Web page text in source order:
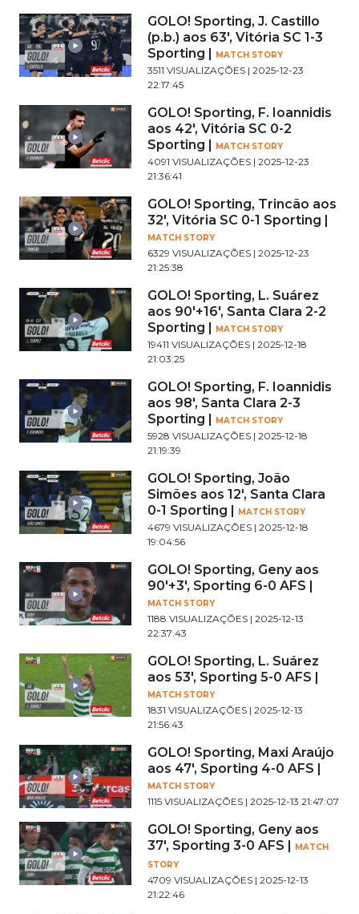
GOLO! Sporting, J. Castillo
(p.b.) aos 63', Vitória SC 1-3
Sporting |
MATCH STORY
3511 VISUALIZAÇÕES | 2025-12-23
22:17:45
GOLO! Sporting, F. Ioannidis
aos 42', Vitória SC 0-2
Sporting |
MATCH STORY
4091 VISUALIZAÇÕES | 2025-12-23
21:36:41
GOLO! Sporting, Trincão aos
32', Vitória SC 0-1 Sporting |
MATCH STORY
6329 VISUALIZAÇÕES | 2025-12-23
21:25:38
GOLO! Sporting, L. Suárez
aos 90'+16', Santa Clara 2-2
Sporting |
MATCH STORY
19411 VISUALIZAÇÕES | 2025-12-18
21:03:25
GOLO! Sporting, F. Ioannidis
aos 98', Santa Clara 2-3
Sporting |
MATCH STORY
5928 VISUALIZAÇÕES | 2025-12-18
21:19:39
GOLO! Sporting, João
Simões aos 12', Santa Clara
0-1 Sporting |
MATCH STORY
4679 VISUALIZAÇÕES | 2025-12-18
19:04:56
GOLO! Sporting, Geny aos
90'+3', Sporting 6-0 AFS |
MATCH STORY
1188 VISUALIZAÇÕES | 2025-12-13
22:37:43
GOLO! Sporting, L. Suárez
aos 53', Sporting 5-0 AFS |
MATCH STORY
1831 VISUALIZAÇÕES | 2025-12-13
21:56:43
GOLO! Sporting, Maxi Araújo
aos 47', Sporting 4-0 AFS |
MATCH STORY
1115 VISUALIZAÇÕES | 2025-12-13 21:47:07
GOLO! Sporting, Geny aos
37', Sporting 3-0 AFS |
MATCH
STORY
4709 VISUALIZAÇÕES | 2025-12-13
21:22:46